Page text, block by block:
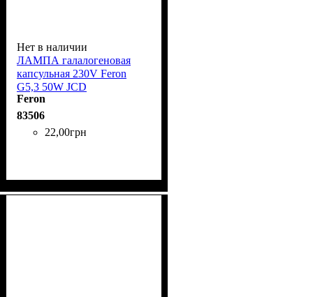
Нет в наличии
ЛАМПА галалогеновая
капсульная 230V Feron
G5,3 50W JCD
Feron
83506
22,00грн